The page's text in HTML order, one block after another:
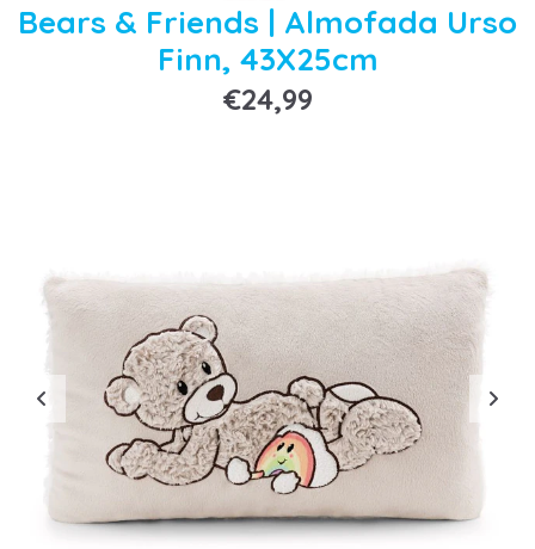
Bears & Friends | Almofada Urso
Finn, 43X25cm
€24,99